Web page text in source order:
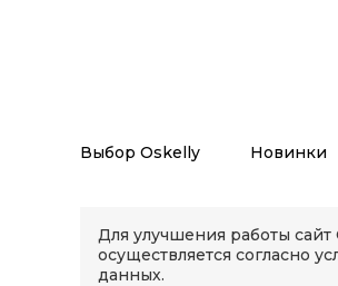
Выбор Oskelly Новинки
Для улучшения работы
осуществляется согласно
данных.